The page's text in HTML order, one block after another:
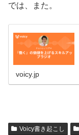
では、また。
voicy.jp
Voicy書き起こし